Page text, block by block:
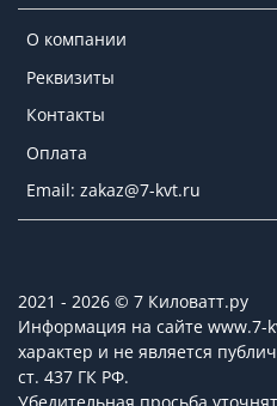
О компании
Реквизиты
Контакты
Оплата
Email: zakaz@7-kvt.ru
2021 - 2026 © 7 Киловатт.ру
Информация на сайте www.7-
характер и не является
ст. 437 ГК РФ.